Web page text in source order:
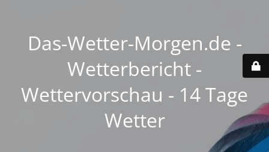
Das-Wetter-Morgen.de -
Wetterbericht -
Wettervorschau - 14 Tage
Wetter